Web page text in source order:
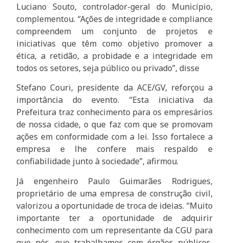
Luciano Souto, controlador-geral do Município,
complementou. “Ações de integridade e compliance
compreendem um conjunto de projetos e
iniciativas que têm como objetivo promover a
ética, a retidão, a probidade e a integridade em
todos os setores, seja público ou privado”, disse
Stefano Couri, presidente da ACE/GV, reforçou a
importância do evento. “Esta iniciativa da
Prefeitura traz conhecimento para os empresários
de nossa cidade, o que faz com que se promovam
ações em conformidade com a lei. Isso fortalece a
empresa e lhe confere mais respaldo e
confiabilidade junto à sociedade”, afirmou.
Já engenheiro Paulo Guimarães Rodrigues,
proprietário de uma empresa de construção civil,
valorizou a oportunidade de troca de ideias. “Muito
importante ter a oportunidade de adquirir
conhecimento com um representante da CGU para